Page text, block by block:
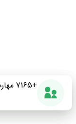
+175 دوره 87% رضایت +7165